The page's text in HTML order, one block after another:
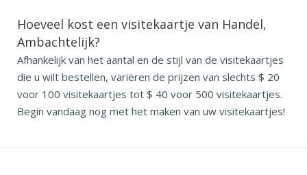
Hoeveel kost een visitekaartje van Handel,
Ambachtelijk?
Afhankelijk van het aantal en de stijl van de visitekaartjes
die u wilt bestellen, variëren de prijzen van slechts $ 20
voor 100 visitekaartjes tot $ 40 voor 500 visitekaartjes.
Begin vandaag nog met het maken van uw visitekaartjes!